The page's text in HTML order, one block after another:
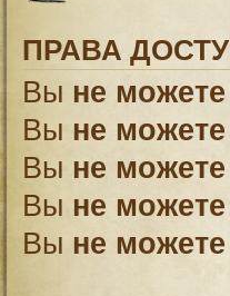
ПРАВА
Вы не можете
Вы не можете
Вы не можете
Вы не можете
Вы не можете